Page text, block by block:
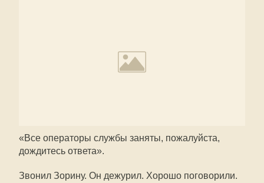
«Все операторы службы заняты, пожалуйста,
дождитесь ответа».
Звонил Зорину. Он дежурил. Хорошо поговорили.